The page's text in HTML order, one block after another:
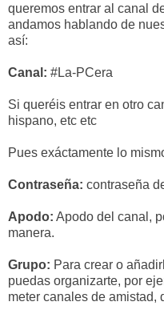
queremos entrar al canal
andamos hablando de
así:
Canal: #La-PCera
Si queréis entrar en otro
hispano, etc etc
Pues exáctamente lo
Contraseña: contraseña
Apodo: Apodo del canal,
manera.
Grupo: Para crear o
puedas organizarte, por
meter canales de amistad,